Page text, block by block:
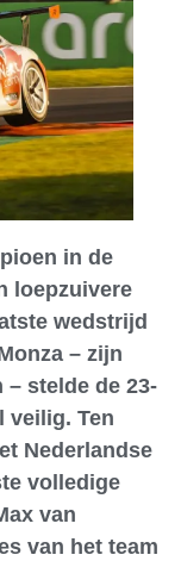
in de
loepzuivere
wedstrijd
– zijn
stelde de 23-
veilig. Ten
Nederlandse
volledige
van
van het team